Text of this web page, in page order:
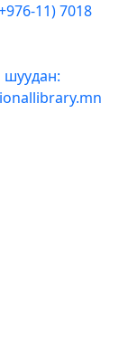
11) 7018